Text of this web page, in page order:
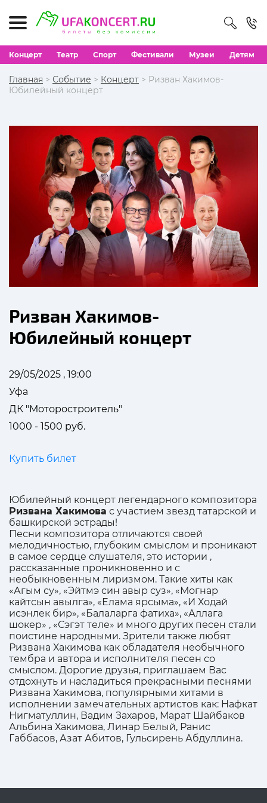
Концерт Театр Спорт Фестивали Музеи Детям
Главная > Событие > Концерт > Ризван Хакимов-
Юбилейный концерт
Ризван Хакимов-
Юбилейный концерт
29/05/2025 , 19:00
Уфа
ДК "Моторостроитель"
1000 - 1500 руб.
Купить билет
Юбилейный концерт легендарного композитора
Ризвана Хакимова с участием звезд татарской и
башкирской эстрады!
Песни композитора отличаются своей
мелодичностью, глубоким смыслом и проникают
в самое сердце слушателя, это истории ,
рассказанные проникновенно и с
необыкновенным лиризмом. Такие хиты как
«Агым су», «Эйтмэ син авыр суз», «Могнар
кайтсын авылга», «Елама ярсыма», «И Ходай
исэнлек бир», «Балаларга фатиха», «Аллага
шокер» , «Сэгэт теле» и много других песен стали
поистине народными. Зрители также любят
Ризвана Хакимова как обладателя необычного
тембра и автора и исполнителя песен со
смыслом. Дорогие друзья, приглашаем Вас
отдохнуть и насладиться прекрасными песнями
Ризвана Хакимова, популярными хитами в
исполнении замечательных артистов как: Нафкат
Нигматуллин, Вадим Захаров, Марат Шайбаков
Альбина Хакимова, Линар Белый, Ранис
Габбасов, Азат Абитов, Гульсирень Абдуллина.